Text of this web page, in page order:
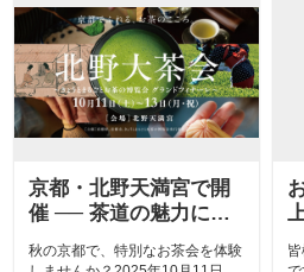
京都・北野天満宮で開
催 ── 茶道の魅力に触
秋の京都で、特別なお茶会を体験